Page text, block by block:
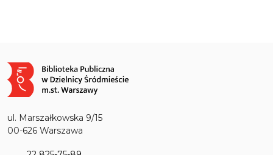
Obraz
ul. Marszałkowska 9/15
00-626 Warszawa